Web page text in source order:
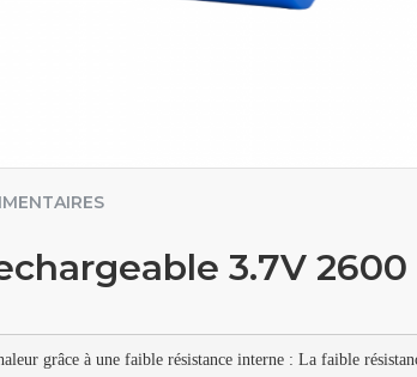
3.7V 2600
grâce à une faible résistance interne : La faible